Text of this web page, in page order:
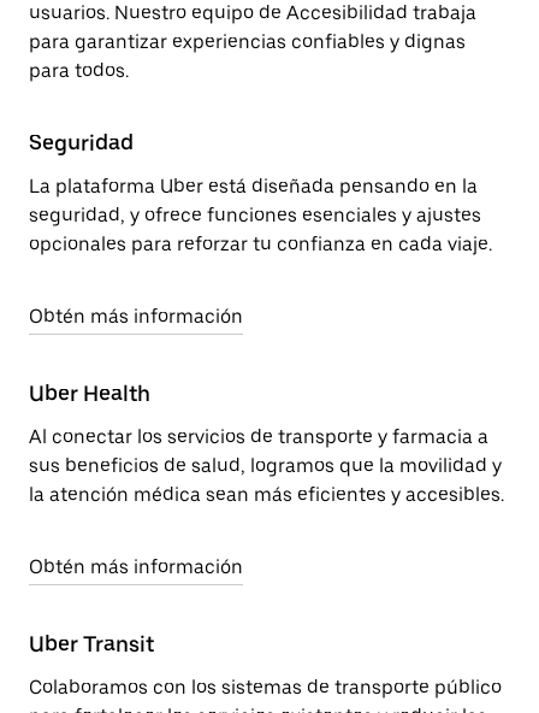
usuarios. Nuestro equipo de Accesibilidad trabaja
para garantizar experiencias confiables y dignas
para todos.
Seguridad
La plataforma Uber está diseñada pensando en la
seguridad, y ofrece funciones esenciales y ajustes
opcionales para reforzar tu confianza en cada viaje.
Obtén más información
Uber Health
Al conectar los servicios de transporte y farmacia a
sus beneficios de salud, logramos que la movilidad y
la atención médica sean más eficientes y accesibles.
Obtén más información
Uber Transit
Colaboramos con los sistemas de transporte público